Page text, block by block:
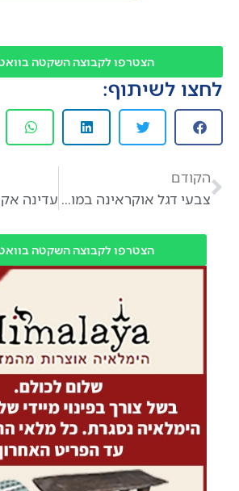
הצטרפו לקבוצה השקטה
לחצו לשיתוף:
הקודם
צבעי דגל אוקראינה במועצת אבן יהודה
הצטרפו לקבוצה השקטה